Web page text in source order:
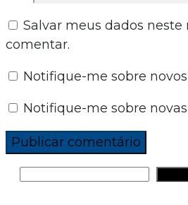
Salvar meus dados
comentar.
Notifique-me sobre
Notifique-me sobre